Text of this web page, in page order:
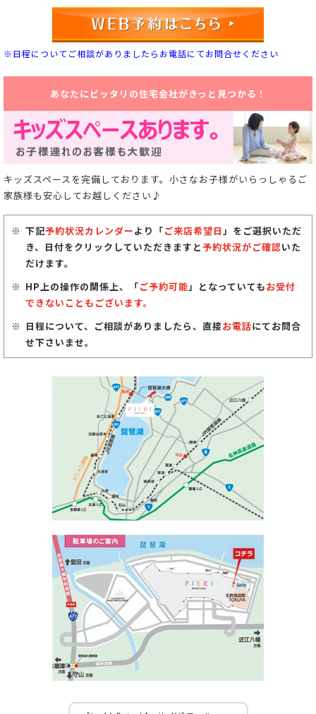
※日程についてご相談がありましたらお電話にてお問合せください
あなたにピッタリの住宅会社がきっと見つかる！
キッズスペースを完備しております。小さなお子様がいらっしゃるご
家族様も安心してお越しください♪
下記予約状況カレンダーより「ご来店希望日 」をご選択いただ
き、日付をクリックしていただきますと予約状況がご確認いた
だけます。
HP上の操作の関係上、「ご予約可能 」となっていてもお受付
できないこともございます。
日程について、ご相談がありましたら、直接お電話にてお問合
せ下さいませ。